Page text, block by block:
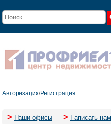
Авторизация/Регистрация
> Наши офисы > Написать нам